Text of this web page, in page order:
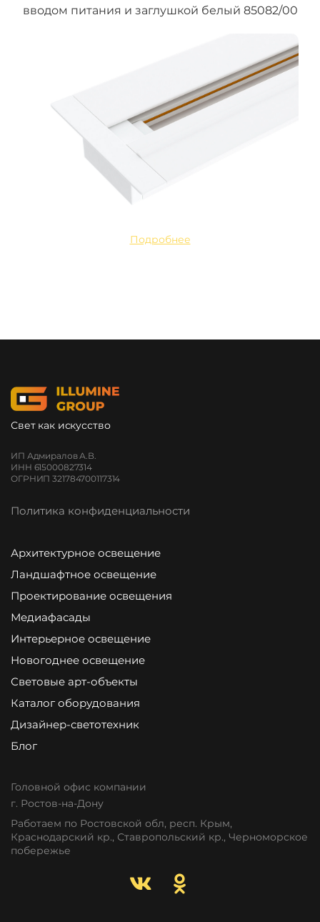
вводом питания и заглушкой белый 85082/00
Подробнее
Свет как искусство
ИП Адмиралов А.В.
ИНН 615000827314
ОГРНИП 321784700117314
Политика конфиденциальности
Архитектурное освещение
Ландшафтное освещение
Проектирование освещения
Медиафасады
Интерьерное освещение
Новогоднее освещение
Световые арт-объекты
Каталог оборудования
Дизайнер-светотехник
Блог
Головной офис компании
г. Ростов-на-Дону
Работаем по Ростовской обл, респ. Крым,
Краснодарский кр., Ставропольский кр., Черноморское
побережье